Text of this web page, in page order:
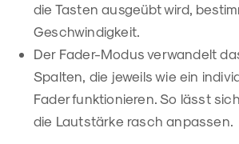
die Tasten ausgeübt wird,
Geschwindigkeit.
Der Fader-Modus verwandelt
Spalten, die jeweils wie ein
Fader funktionieren. So lässt
die Lautstärke rasch anpassen.